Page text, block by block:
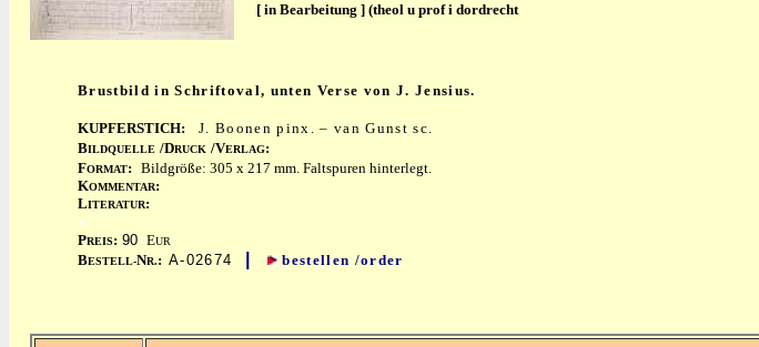
[ in Bearbeitung ] (theol u prof i dordrecht
Brustbild in Schriftoval, unten Verse von J. Jensius.
KUPFERSTICH:
J. Boonen pinx. – van Gunst sc.
BILDQUELLE /DRUCK /VERLAG:
FORMAT: Bildgröße: 305 x 217 mm. Faltspuren hinterlegt.
KOMMENTAR:
LITERATUR:
x
PREIS: 90 EUR
BESTELL-NR.: A-02674 | bestellen /order